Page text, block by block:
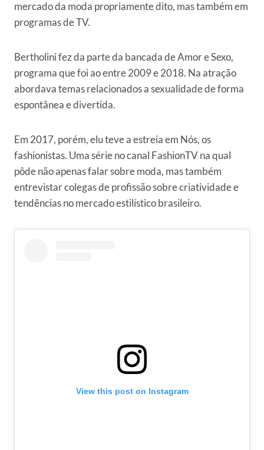
mercado da moda propriamente dito, mas também em
programas de TV.
Bertholini fez da parte da bancada de Amor e Sexo,
programa que foi ao entre 2009 e 2018. Na atração
abordava temas relacionados a sexualidade de forma
espontânea e divertida.
Em 2017, porém, elu teve a estreia em Nós, os
fashionistas. Uma série no canal FashionTV na qual
pôde não apenas falar sobre moda, mas também
entrevistar colegas de profissão sobre criatividade e
tendências no mercado estilístico brasileiro.
View this post on Instagram